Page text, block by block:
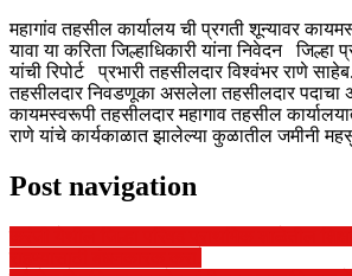
महागांव तहसील कार्यालय ची प्रगती शून्यावर
यावा या करिता जिल्हाधिकारी यांना निवेदन जिल्हा
यांची रिपोर्ट प्रभारी तहसीलदार विश्वंभर राणे
तहसीलदार निवडणूका असलेला तहसीलदार पदाचा
कायमस्वरूपी तहसीलदार महागाव तहसील
राणे यांचे कार्यकाळात झालेल्या कुळातील जमीनी
Post navigation